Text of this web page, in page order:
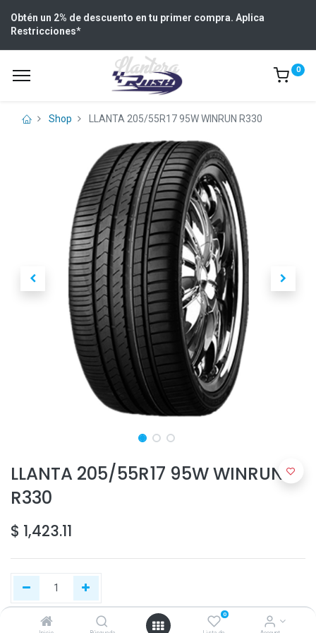
0
Obtén un 2% de descuento en tu primer compra. Aplica
Restricciones*
0
Shop LLANTA 205/55R17 95W WINRUN R330
LLANTA 205/55R17 95W WINRUN
R330
$ 1,423.11